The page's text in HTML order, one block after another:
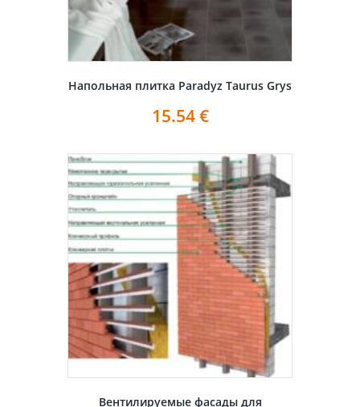
Напольная плитка Paradyz Taurus Grys
15.54€
Вентилируемые фасады для